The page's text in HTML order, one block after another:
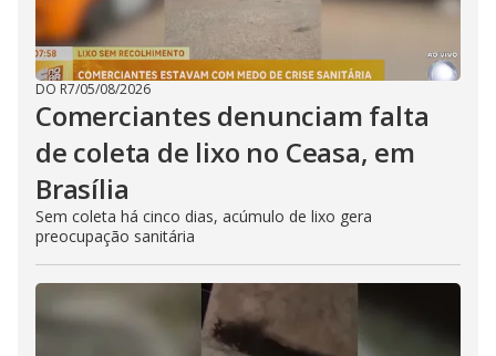
DO R7/05/08/2026
Comerciantes denunciam falta
de coleta de lixo no Ceasa, em
Brasília
Sem coleta há cinco dias, acúmulo de lixo gera
preocupação sanitária